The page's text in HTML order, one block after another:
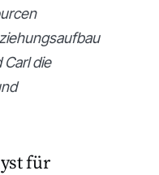
die
für